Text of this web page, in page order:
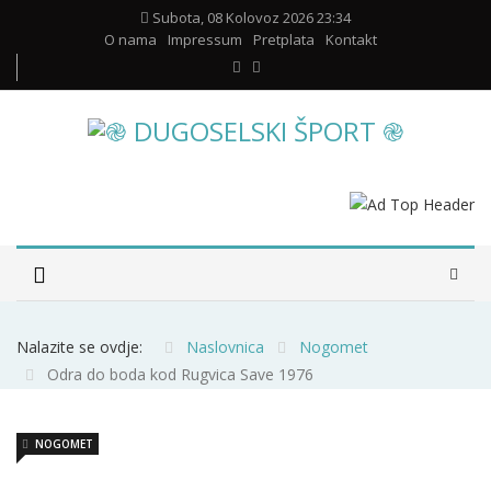
Subota, 08 Kolovoz 2026 23:34
O nama
Impressum Pretplata Kontakt
Nalazite se ovdje: Naslovnica
Nogomet
Odra do boda kod Rugvica Save 1976
NOGOMET